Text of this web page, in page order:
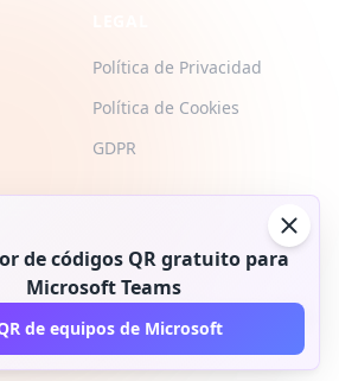
de códigos QR gratuito para
Microsoft Teams
de equipos de Microsoft
Política de Privacidad
Política de Cookies
GDPR
Build. Todos los derechos reservados